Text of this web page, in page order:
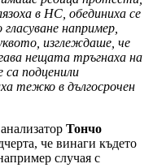
в НС, обединиха се
например,
изглеждаше, че
нещата тръгнаха на
подценили
тежко в дългосрочен
Тончо
че винаги където
случая с